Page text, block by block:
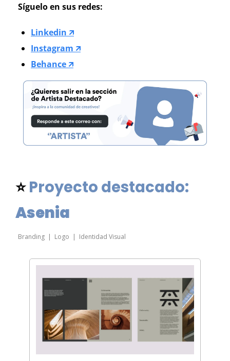
Síguelo en sus redes:
Linkedin 🡭
Instagram 🡭
Behance 🡭
⭐
Asenia
Branding  |  Logo  |  Identidad Visual